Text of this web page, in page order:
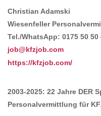
Christian Adamski
Wiesenfeller
Tel./WhatsApp: 0175 50 50
job@kfzjob.com
https://kfzjob.com/
2003-2025: 22 Jahre DER
Personalvermittlung für